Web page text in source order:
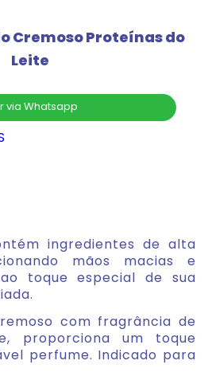
Cremoso Proteínas do
Leite
via Whatsapp
ingredientes de alta
mãos macias e
toque especial de sua
com fragrância de
proporciona um toque
perfume. Indicado para